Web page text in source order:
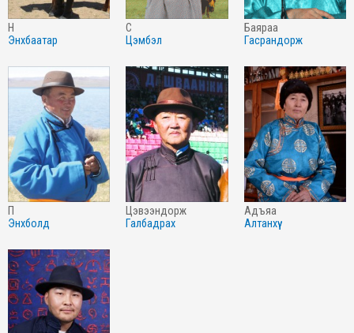
н
энхбаатар
с
цэмбэл
баяраа
гасрандорж
п
энхболд
цэвээндорж
галбадрах
адъяа
алтанхүү